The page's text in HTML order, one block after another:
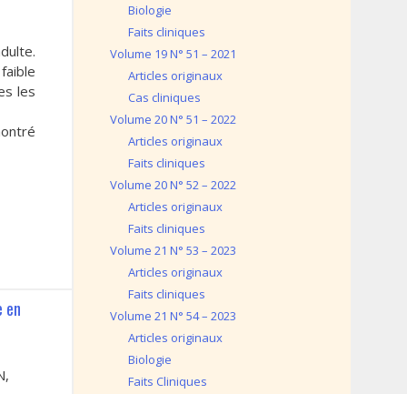
les
en
Biologie
Faits cliniques
Volume 19 N° 51 – 2021
Articles originaux
Cas cliniques
Volume 20 N° 51 – 2022
Articles originaux
Faits cliniques
Volume 20 N° 52 – 2022
Articles originaux
Faits cliniques
Volume 21 N° 53 – 2023
Articles originaux
Faits cliniques
Volume 21 N° 54 – 2023
Articles originaux
Biologie
Faits Cliniques